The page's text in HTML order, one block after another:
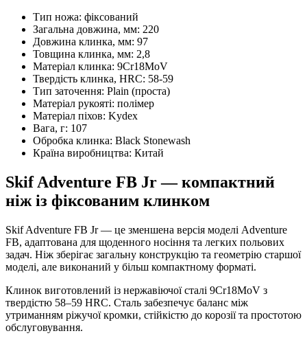
Тип ножа: фіксований
Загальна довжина, мм: 220
Довжина клинка, мм: 97
Товщина клинка, мм: 2,8
Матеріал клинка: 9Cr18MoV
Твердість клинка, HRC: 58-59
Тип заточення: Plain (проста)
Матеріал рукояті: полімер
Матеріал піхов: Kydex
Вага, г: 107
Обробка клинка: Black Stonewash
Країна виробництва: Китай
Skif Adventure FB Jr — компактний
ніж із фіксованим клинком
Skif Adventure FB Jr — це зменшена версія моделі Adventure
FB, адаптована для щоденного носіння та легких польових
задач. Ніж зберігає загальну конструкцію та геометрію старшої
моделі, але виконаний у більш компактному форматі.
Клинок виготовлений із нержавіючої сталі 9Cr18MoV з
твердістю 58–59 HRC. Сталь забезпечує баланс між
утриманням ріжучої кромки, стійкістю до корозії та простотою
обслуговування.